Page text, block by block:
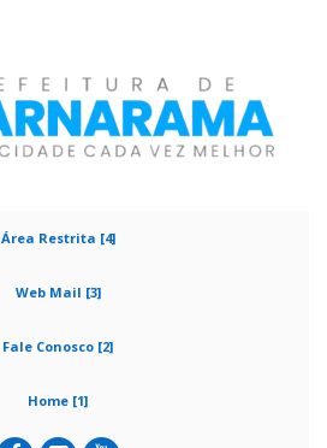
Área Restrita [4]
Web Mail [3]
Fale Conosco [2]
Home [1]